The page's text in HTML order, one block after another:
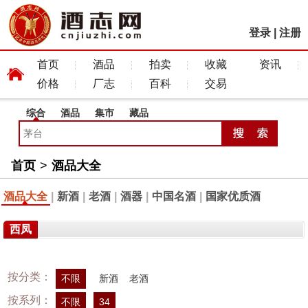
登录 注册
首页 酒品 拍卖 收藏
资讯
价格
厂志 百科 交易
综合 酒品 集市 藏品
首页 > 酒品大全
酒品大全 新酒 老酒 酒器 中国名酒 国家优质酒
西凤
按分类： 不限 新酒 老酒
按系列： 不限 34